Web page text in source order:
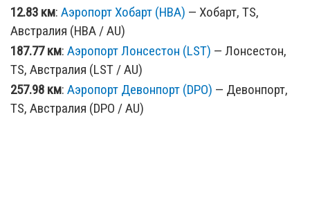
12.83 км: Аэропорт Хобарт (HBA) — Хобарт, TS,
Австралия (HBA / AU)
187.77 км: Аэропорт Лонсестон (LST) — Лонсестон,
TS, Австралия (LST / AU)
257.98 км: Аэропорт Девонпорт (DPO) — Девонпорт,
TS, Австралия (DPO / AU)